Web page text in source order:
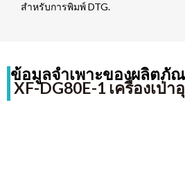
สำหรับการพิมพ์ DTG.
ข้อมูลจำเพาะของผลิตภั
XF-DG80E-1 เครื่องเป่า